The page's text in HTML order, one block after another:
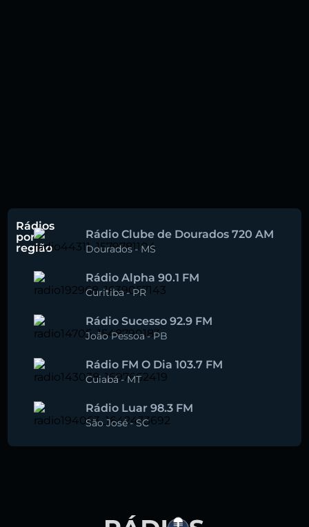
Rádios
por
região
Rádio Clube de Dourados 720 AM
Dourados-MS
Rádio Alpha 90.1 FM
Curitiba-PR
Rádio Sucesso 92.9 FM
João Pessoa-PB
Rádio FM O Dia 103.7 FM
Cuiabá-MT
Rádio Luar 98.3 FM
São José-SC